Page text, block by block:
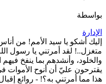
بواسطة
الإدارة
إليك أشكو يا سيد الأمم! من
متغزل..! لقد أمرتني يا رسول
والخلود، وأنشدهم بما ينفخ
يقترحون عليّ أن أنوح الأموات
هذا مما أمرتني به؟! - روائع